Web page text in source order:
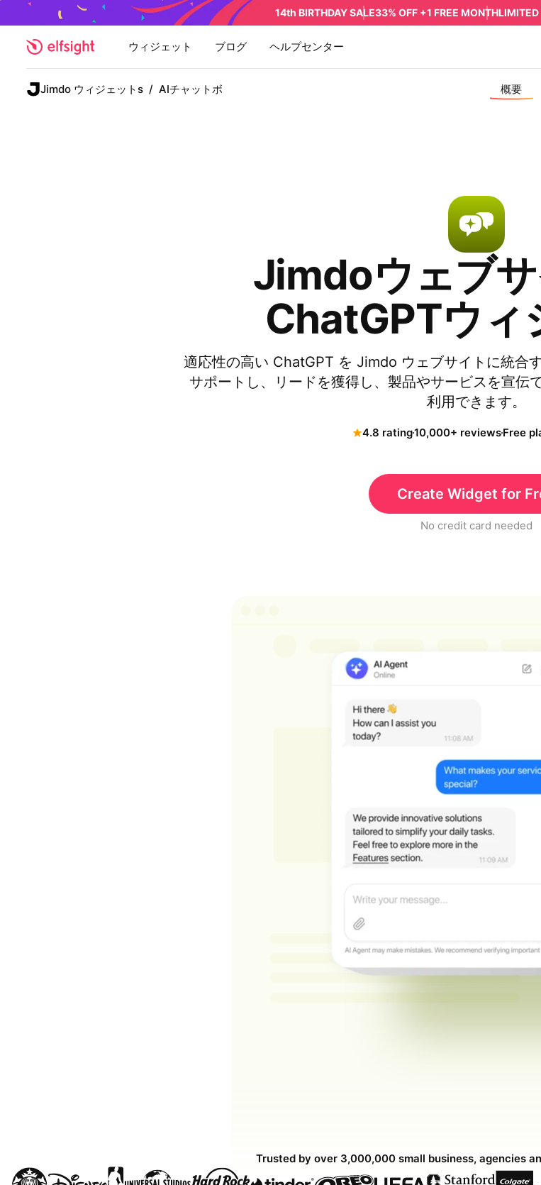
14th BIRTHDAY SALE33% OFF +1 FREE MONTHLIMITED
ウィジェット ブログ ヘルプセンター
Jimdo ウィジェットs / AIチャットボ 概要
Jimdoウェブ
ChatGPTウィ
適応性の高い ChatGPT を Jimdo ウェブサイトに統合
サポートし、リードを獲得し、製品やサービスを宣伝
利用できます。
4.8 rating10,000+ reviewsFree
Create Widget for
No credit card needed
Trusted by over 3,000,000 small business, agencies